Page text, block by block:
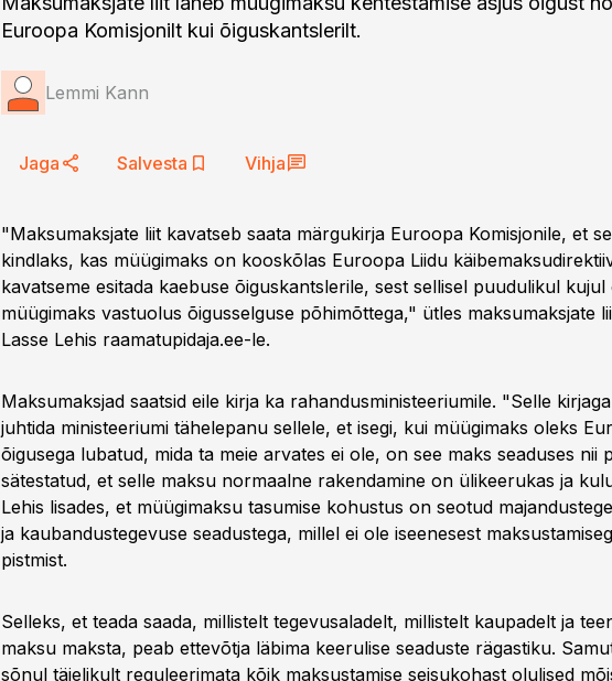
Euroopa Komisjonilt kui õiguskantslerilt.
Lemmi Kann
Jaga Salvesta Vihja
"Maksumaksjate liit kavatseb saata märgukirja Euroopa Komisjonile, et
kindlaks, kas müügimaks on kooskõlas Euroopa Liidu
kavatseme esitada kaebuse õiguskantslerile, sest sellisel puudulikul kujul
müügimaks vastuolus õigusselguse põhimõttega," ütles maksumaksjate
Lasse Lehis raamatupidaja.ee-le.
Maksumaksjad saatsid eile kirja ka rahandusministeeriumile. "Selle
juhtida ministeeriumi tähelepanu sellele, et isegi, kui müügimaks oleks
õigusega lubatud, mida ta meie arvates ei ole, on see maks seaduses nii
sätestatud, et selle maksu normaalne rakendamine on ülikeerukas ja
Lehis lisades, et müügimaksu tasumise kohustus on seotud
ja kaubandustegevuse seadustega, millel ei ole iseenesest
pistmist.
Selleks, et teada saada, millistelt tegevusaladelt, millistelt kaupadelt ja
maksu maksta, peab ettevõtja läbima keerulise seaduste rägastiku.
sõnul täielikult reguleerimata kõik maksustamise seisukohast olulised